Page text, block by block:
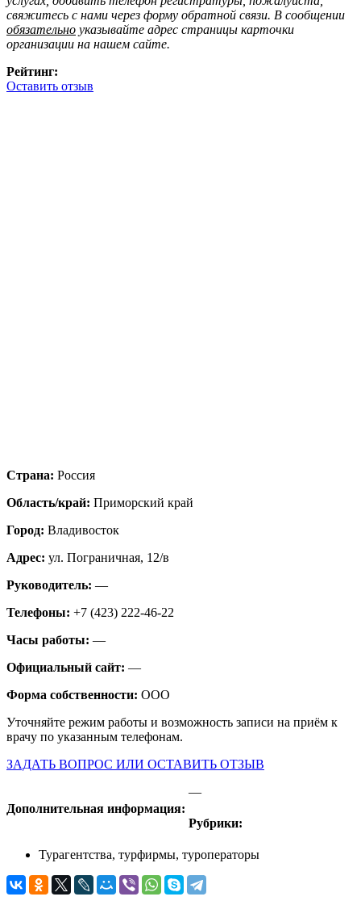
свяжитесь с нами через форму обратной связи. В сообщении
обязательно указывайте адрес страницы карточки
организации на нашем сайте.
Рейтинг:
Оставить отзыв
Страна: Россия
Область/край: Приморский край
Город: Владивосток
Адрес: ул. Пограничная, 12/в
Руководитель: —
Телефоны: +7 (423) 222-46-22
Часы работы: —
Официальный сайт: —
Форма собственности: ООО
Уточняйте режим работы и возможность записи на приём к
врачу по указанным телефонам.
ЗАДАТЬ ВОПРОС ИЛИ ОСТАВИТЬ ОТЗЫВ
Дополнительная информация:
—
Рубрики:
Турагентства, турфирмы, туроператоры